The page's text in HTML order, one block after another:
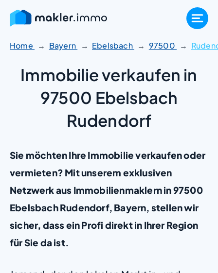
Zum
Inhalt
springen
Home Bayern Ebelsbach 97500
Immobilie verkaufen in
97500 Ebelsbach
Rudendorf
Sie möchten Ihre Immobilie verkaufen oder
vermieten? Mit unserem exklusiven
Netzwerk aus Immobilienmaklern in 97500
Ebelsbach Rudendorf, Bayern, stellen wir
sicher, dass ein Profi direkt in Ihrer Region
für Sie da ist.